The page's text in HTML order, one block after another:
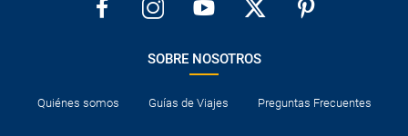
SOBRE NOSOTROS
Quiénes somos Guías de Viajes Preguntas Frecuentes